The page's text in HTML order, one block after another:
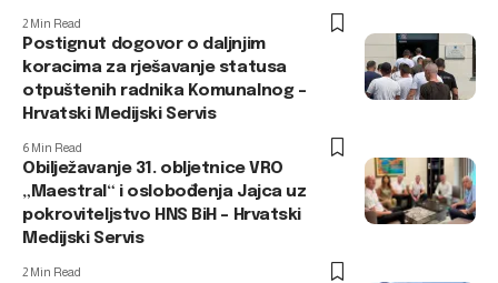
2 Min Read
Postignut dogovor o daljnjim
koracima za rješavanje statusa
otpuštenih radnika Komunalnog –
Hrvatski Medijski Servis
6 Min Read
Obilježavanje 31. obljetnice VRO
„Maestral“ i oslobođenja Jajca uz
pokroviteljstvo HNS BiH – Hrvatski
Medijski Servis
2 Min Read